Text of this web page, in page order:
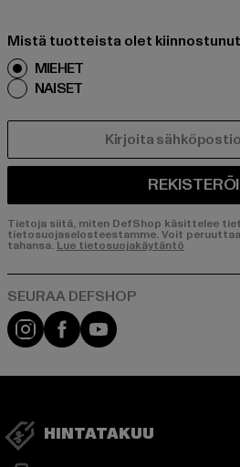
Mistä tuotteista olet
MIEHET
NAISET
Tietoja siitä, miten DefShop käsittelee
tietosuojaselosteestamme. Voit
tahansa. Lue tietosuojakäytäntö
Visit our Instagram page:
Visit our Facebook page:
Visit our YouTube
HINTATAKUU